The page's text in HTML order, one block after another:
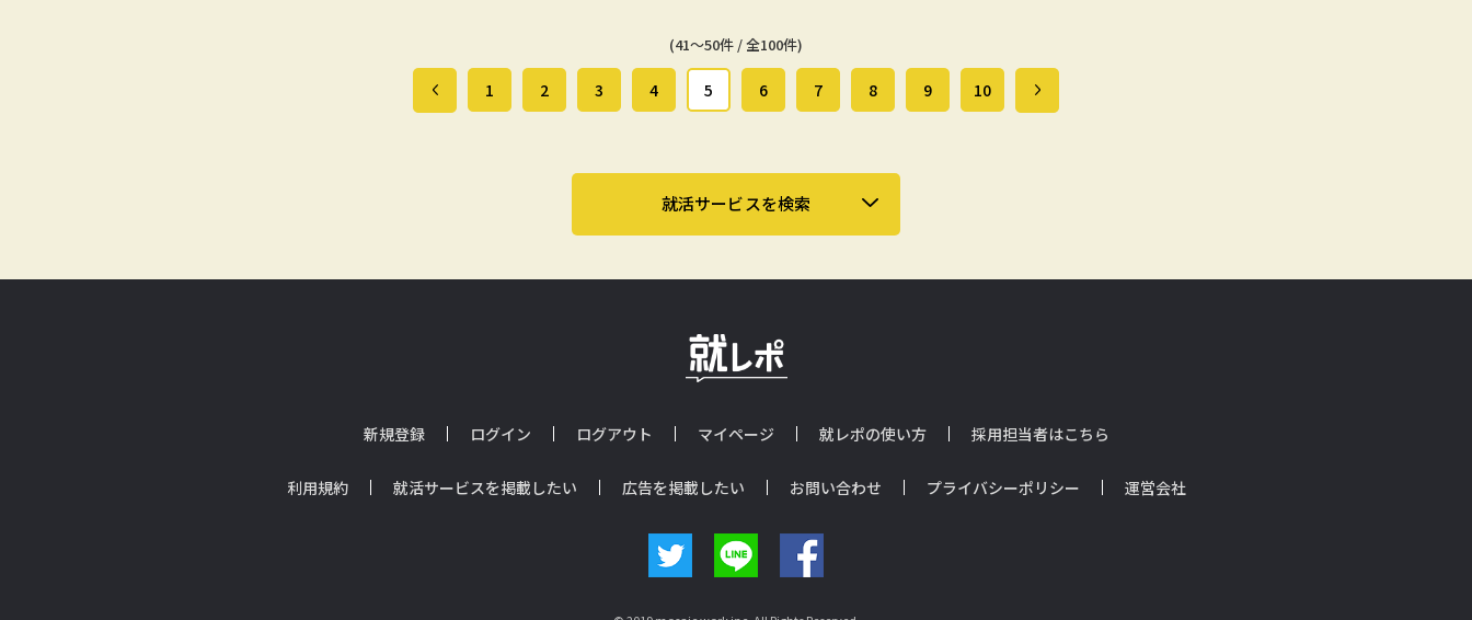
(41～50件 / 全100件)
1 2 3 4 5 6 7 8 9 10
就活サービスを検索
新規登録 ログイン ログアウト マイページ 就レポの使い方 採用担当者はこちら
利用規約 就活サービスを掲載したい 広告を掲載したい お問い合わせ プライバシーポリシー 運営会社